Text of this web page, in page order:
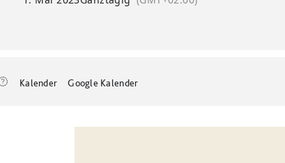
Kalender Google Kalender